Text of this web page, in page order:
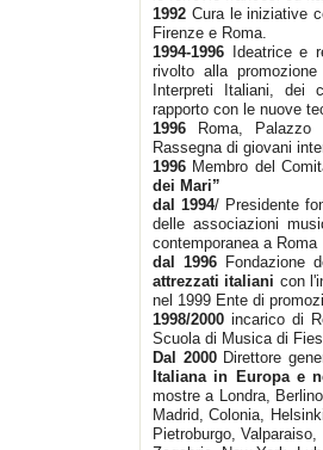
1992 Cura le iniziative
Firenze e Roma.
1994-1996 Ideatrice e
rivolto alla
Interpreti Italiani, dei
rapporto con le nuove
1996 Roma, Palazzo
Rassegna di giovani
1996 Membro del
dei Mari”
dal 1994/ Presidente
delle associazioni
contemporanea a Roma
dal 1996Fondazione
attrezzati italiani con
nel 1999 Ente di
1998/2000 incarico di
Scuola di Musica di
Dal 2000Direttore
Italiana in Europa e
mostre a Londra,
Madrid, Colonia,
Pietroburgo,